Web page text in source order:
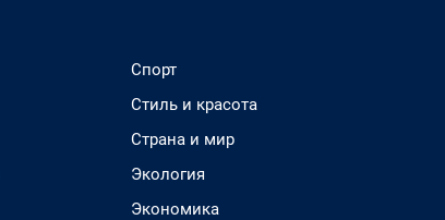
Спорт
Стиль и красота
Страна и мир
Экология
Экономика